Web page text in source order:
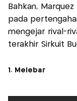
Bahkan,
pada
mengejar rival-
terakhir Sirkuit
1. Melebar